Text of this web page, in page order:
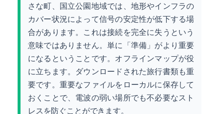
さな町、国立公園地域では、地形やインフラの
カバー状況によって信号の安定性が低下する場
合があります。これは接続を完全に失うという
意味ではありません。単に「準備」がより重要
になるということです。オフラインマップが役
に立ちます。ダウンロードされた旅行書類も重
要です。重要なファイルをローカルに保存して
おくことで、電波の弱い場所でも不必要なスト
レスを防ぐことができます。